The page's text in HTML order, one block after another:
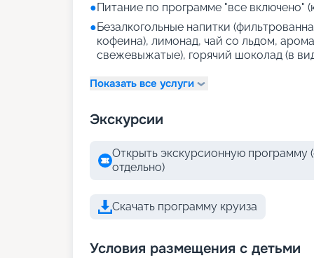
●Питание по программе "все включено"
●Безалкогольные напитки
кофеина), лимонад, чай со льдом,
свежевыжатые), горячий шоколад (в
Показать все услуги
Экскурсии
Открыть экскурсионную программу
отдельно)
Скачать программу круиза
Условия размещения с детьми